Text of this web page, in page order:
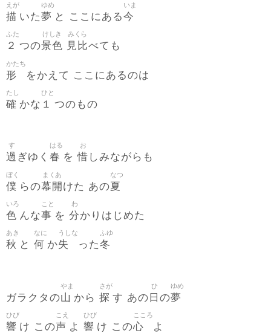
描
えが
いた夢
ゆめ
と ここにある今
いま
２
ふた
つの景色
けしき
見比
みくら
べても
形
かたち
をかえて ここにあるのは
確
たし
かな １
ひと
つのもの
過
す
ぎゆく 春
はる
を惜
お
しみながらも
僕
ぼく
らの幕開
まくあ
けた あの夏
なつ
色
いろ
んな事
こと
を 分
わ
かりはじめた
秋
あき
と 何
なに
か失
うしな
った冬
ふゆ
ガラクタの山
やま
から 探
さが
す あの 日
ひ
の夢
ゆめ
響
ひび
け この声
こえ
よ 響
ひび
け この心
こころ
よ